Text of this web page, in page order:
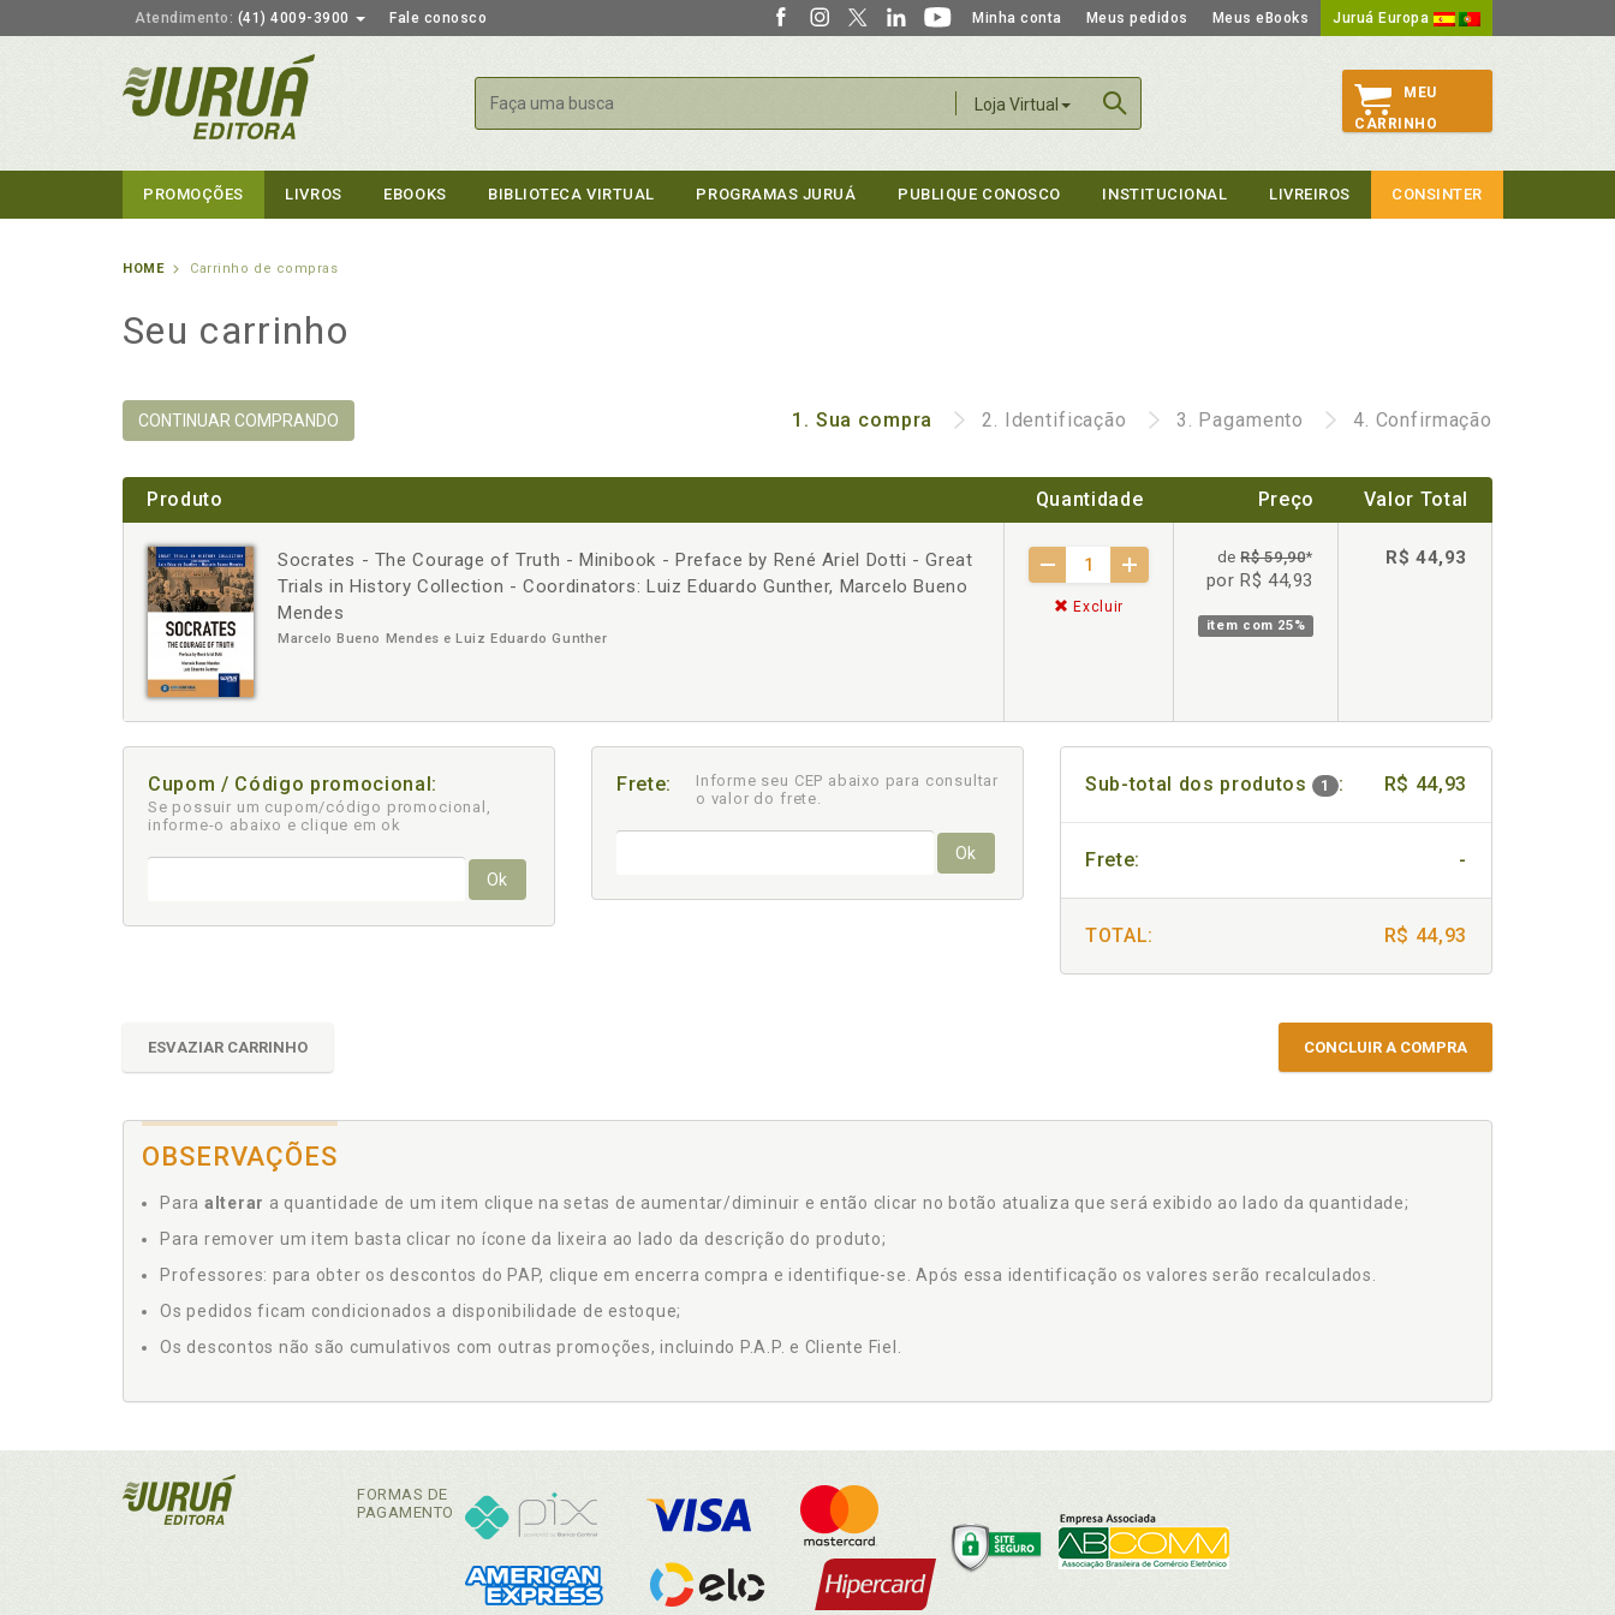
Atendimento: (41) 4009-3900 Fale conosco Minha conta Meus pedidos Meus eBooks Juruá Europa
Loja Virtual
Buscar
MEU
CARRINHO
PROMOÇÕES LIVROS EBOOKS BIBLIOTECA VIRTUAL PROGRAMAS JURUÁ PUBLIQUE CONOSCO INSTITUCIONAL LIVREIROS CONSINTER
HOME Carrinho de compras
Seu carrinho
CONTINUAR COMPRANDO 1. Sua compra 2. Identificação 3. Pagamento 4. Confirmação
Produto Quantidade Preço Valor Total
Socrates - The Courage of Truth - Minibook - Preface by René Ariel Dotti - Great
Trials in History Collection - Coordinators: Luiz Eduardo Gunther, Marcelo Bueno
Mendes
Marcelo Bueno Mendes e Luiz Eduardo Gunther
- +
Excluir
deR$ 59,90*
por R$ 44,93
item com 25%
R$ 44,93
Cupom / Código promocional:
Se possuir um cupom/código promocional,
informe-o abaixo e clique em ok
Ok
Frete:
Informe seu CEP abaixo para consultar
o valor do frete.
Ok
Sub-total dos produtos 1 : R$ 44,93
Frete: -
TOTAL: R$ 44,93
ESVAZIAR CARRINHO CONCLUIR A COMPRA
OBSERVAÇÕES
Para alterar a quantidade de um item clique na setas de aumentar/diminuir e então clicar no botão atualiza que será exibido ao lado da quantidade;
Para remover um item basta clicar no ícone da lixeira ao lado da descrição do produto;
Professores: para obter os descontos do PAP, clique em encerra compra e identifique-se. Após essa identificação os valores serão recalculados.
Os pedidos ficam condicionados a disponibilidade de estoque;
Os descontos não são cumulativos com outras promoções, incluindo P.A.P. e Cliente Fiel.
FORMAS DE
PAGAMENTO